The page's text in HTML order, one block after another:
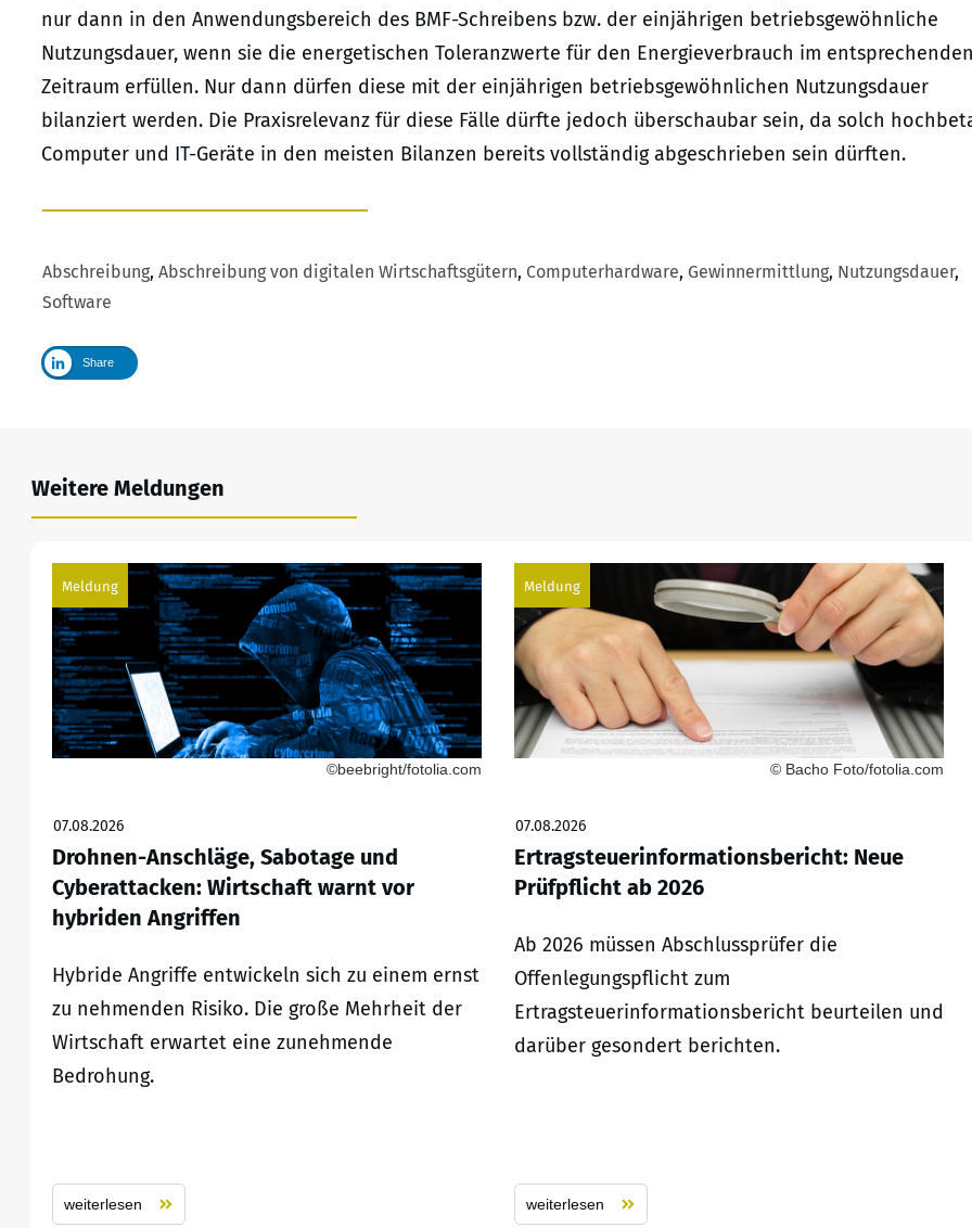
nur dann in den Anwendungsbereich des BMF-Schreibens bzw. der einjährigen betriebsgewöhnliche
Nutzungsdauer, wenn sie die energetischen Toleranzwerte für den Energieverbrauch im entsprechenden
Zeitraum erfüllen. Nur dann dürfen diese mit der einjährigen betriebsgewöhnlichen Nutzungsdauer
bilanziert werden. Die Praxisrelevanz für diese Fälle dürfte jedoch überschaubar sein, da solch
Computer und IT-Geräte in den meisten Bilanzen bereits vollständig abgeschrieben sein dürften.
Abschreibung, Abschreibung von digitalen Wirtschaftsgütern, Computerhardware, Gewinnermittlung, Nutzungsdauer,
Software
Share
Weitere Meldungen
Meldung
©beebright/fotolia.com
07.08.2026
Drohnen-Anschläge, Sabotage und
Cyberattacken: Wirtschaft warnt vor
hybriden Angriffen
Hybride Angriffe entwickeln sich zu einem ernst
zu nehmenden Risiko. Die große Mehrheit der
Wirtschaft erwartet eine zunehmende
Bedrohung.
weiterlesen
Meldung
© Bacho Foto/fotolia.com
07.08.2026
Ertragsteuerinformationsbericht: Neue
Prüfpflicht ab 2026
Ab 2026 müssen Abschlussprüfer die
Offenlegungspflicht zum
Ertragsteuerinformationsbericht beurteilen und
darüber gesondert berichten.
weiterlesen